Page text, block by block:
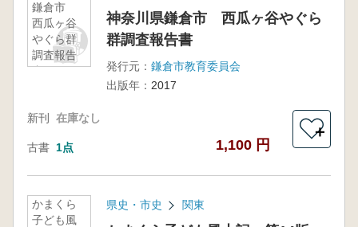
鎌倉市
西瓜ヶ谷
やぐら群
調査報告
書
神奈川県鎌倉市 西瓜ヶ谷やぐら
群調査報告書
発行元： 鎌倉市教育委員会
出版年： 2017
新刊 在庫なし
古書 1点 1,100 円
＋
かまくら
子ども風
県史・市史 関東